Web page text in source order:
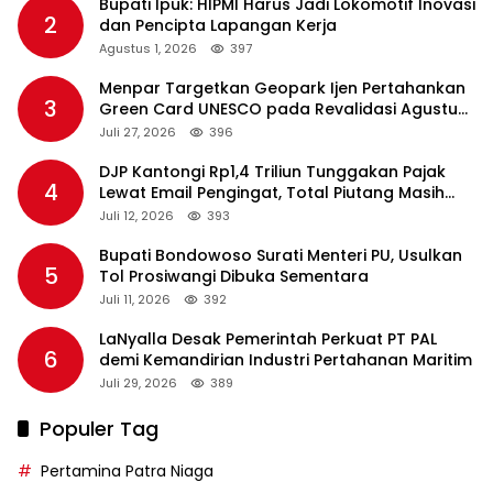
2
Bupati Ipuk: HIPMI Harus Jadi Lokomotif Inovasi
dan Pencipta Lapangan Kerja
Agustus 1, 2026 397
3
Menpar Targetkan Geopark Ijen Pertahankan
Green Card UNESCO pada Revalidasi Agustus
2026
Juli 27, 2026 396
4
DJP Kantongi Rp1,4 Triliun Tunggakan Pajak
Lewat Email Pengingat, Total Piutang Masih
Rp36 Triliun
Juli 12, 2026 393
5
Bupati Bondowoso Surati Menteri PU, Usulkan
Tol Prosiwangi Dibuka Sementara
Juli 11, 2026 392
6
LaNyalla Desak Pemerintah Perkuat PT PAL
demi Kemandirian Industri Pertahanan Maritim
Juli 29, 2026 389
Populer Tag
Pertamina Patra Niaga